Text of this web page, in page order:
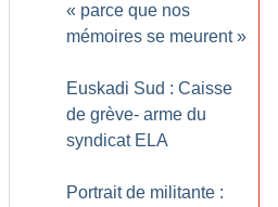
« parce que nos
mémoires se meurent »
Euskadi Sud : Caisse
de grève- arme du
syndicat ELA
Portrait de militante :